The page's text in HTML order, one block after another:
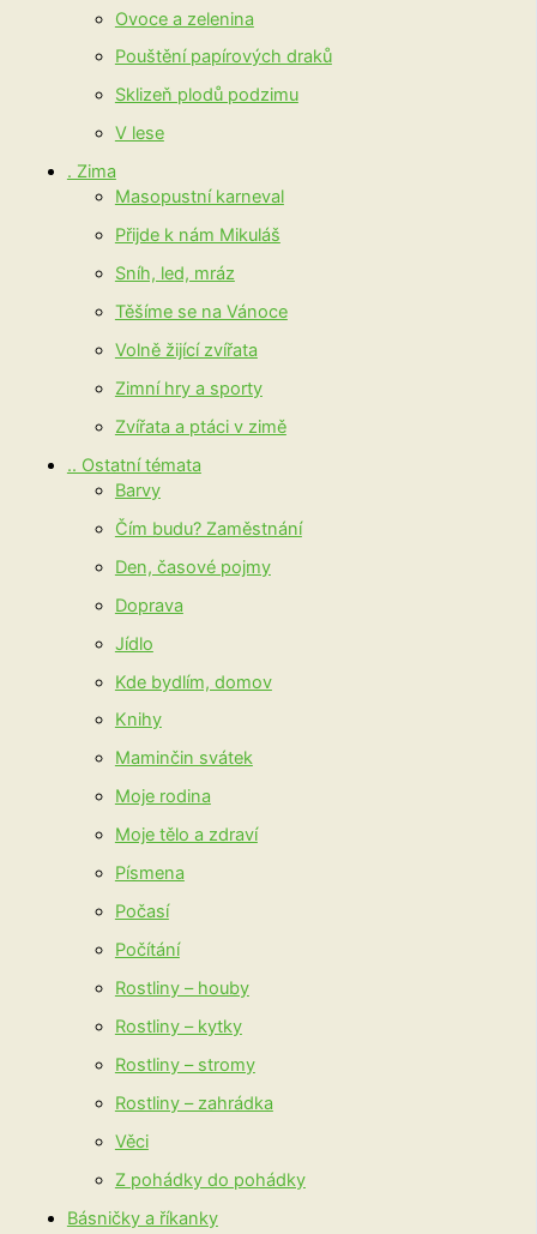
Ovoce a zelenina
Pouštění papírových draků
Sklizeň plodů podzimu
V lese
. Zima
Masopustní karneval
Přijde k nám Mikuláš
Sníh, led, mráz
Těšíme se na Vánoce
Volně žijící zvířata
Zimní hry a sporty
Zvířata a ptáci v zimě
.. Ostatní témata
Barvy
Čím budu? Zaměstnání
Den, časové pojmy
Doprava
Jídlo
Kde bydlím, domov
Knihy
Maminčin svátek
Moje rodina
Moje tělo a zdraví
Písmena
Počasí
Počítání
Rostliny – houby
Rostliny – kytky
Rostliny – stromy
Rostliny – zahrádka
Věci
Z pohádky do pohádky
Básničky a říkanky